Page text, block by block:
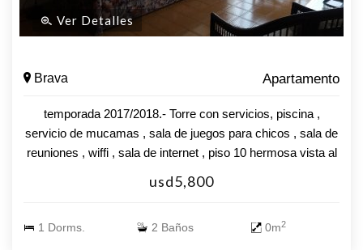
Ver Detalles
Brava Apartamento
temporada 2017/2018.- Torre con servicios, piscina ,
servicio de mucamas , sala de juegos para chicos , sala de
reuniones , wiffi , sala de internet , piso 10 hermosa vista al
.
usd5,800
1 Dorms. 2 Baños 0m2